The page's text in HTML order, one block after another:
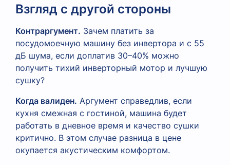
Взгляд с другой стороны
Контраргумент. Зачем платить за
посудомоечную машину без инвертора и с 55
дБ шума, если доплатив 30–40% можно
получить тихий инверторный мотор и лучшую
сушку?
Когда валиден. Аргумент справедлив, если
кухня смежная с гостиной, машина будет
работать в дневное время и качество сушки
критично. В этом случае разница в цене
окупается акустическим комфортом.